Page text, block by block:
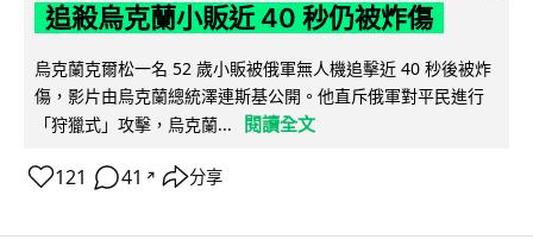
追殺烏克蘭小販近 40 秒仍被炸傷
烏克蘭克爾松一名 52 歲小販被俄軍無人機追擊近 40 秒後被炸
傷，影片由烏克蘭總統澤連斯基公開。他直斥俄軍對平民進行
「狩獵式」攻擊，烏克蘭...
閱讀全文
121 41 ↗ 分享